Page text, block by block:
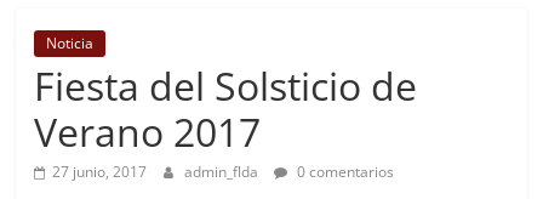
AZÚA
"Tenemos
por
objeto
Noticia
Fiesta del Solsticio de
Verano 2017
27 junio, 2017 admin_flda 0 comentarios